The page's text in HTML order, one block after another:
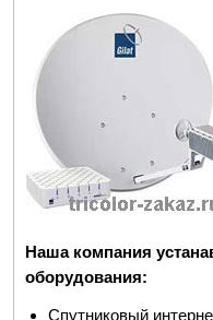
Наша компания
оборудования:
Спутниковый